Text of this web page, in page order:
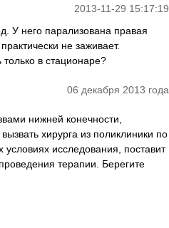
2013-11-29 15:17:19
У него парализована правая
не заживает.
в стационаре?
06 декабря 2013 года
нижней конечности,
хирурга из поликлиники по
исследования, поставит
терапии. Берегите